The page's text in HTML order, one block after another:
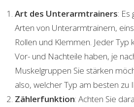
Art des Unterarmtrainers: Es
Arten von Unterarmtrainern,
Rollen und Klemmen. Jeder Typ
Vor- und Nachteile haben, je
Muskelgruppen Sie stärken
also, welcher Typ am besten zu
Zählerfunktion: Achten Sie